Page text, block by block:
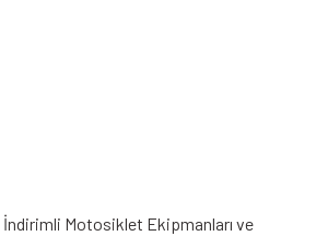
İndirimli Motosiklet Ekipmanları ve